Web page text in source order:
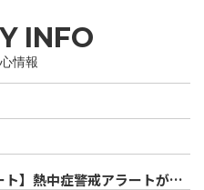
INFO
情報
ト】熱中症警戒アラートが発